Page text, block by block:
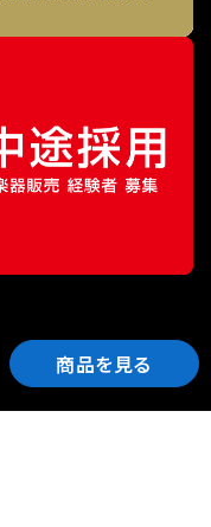
商品を見る